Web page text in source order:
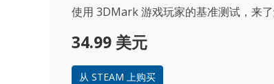
使用 3DMark 游戏玩家的基准测试，来了
34.99 美元
从 STEAM 上购买